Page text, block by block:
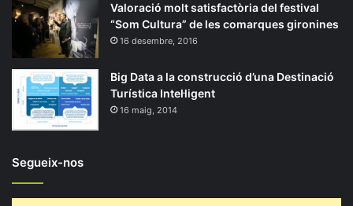
Valoració molt satisfactòria del festival
“Som Cultura” de les comarques gironines
16 desembre, 2016
Big Data a la construcció d’una Destinació
Turística Intel·ligent
16 maig, 2014
Segueix-nos